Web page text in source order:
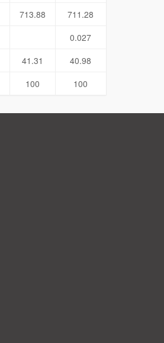
713.88
711.28
0.027
41.31
40.98
100 100